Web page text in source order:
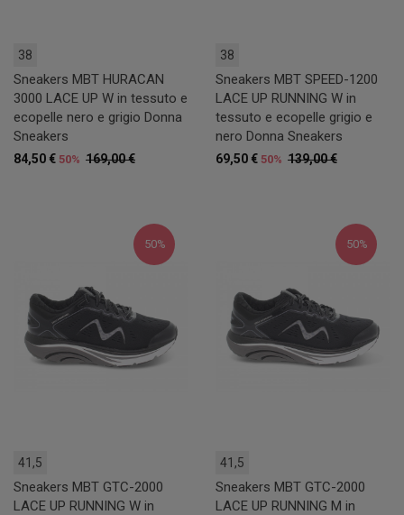
38
Sneakers MBT HURACAN
3000 LACE UP W in tessuto e
ecopelle nero e grigio Donna
Sneakers
169,00 €
84,50 € 50%
38
Sneakers MBT SPEED-1200
LACE UP RUNNING W in
tessuto e ecopelle grigio e
nero Donna Sneakers
139,00 €
69,50 € 50%
50%
41,5
Sneakers MBT GTC-2000
LACE UP RUNNING W in
50%
41,5
Sneakers MBT GTC-2000
LACE UP RUNNING M in